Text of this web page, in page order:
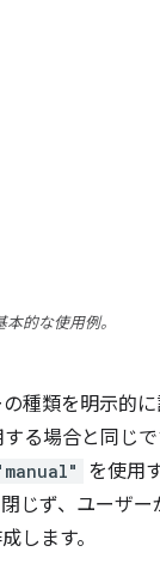
的な使用例。
種類を明示的
る場合と同じで
を使用
じず、ユーザ
します。